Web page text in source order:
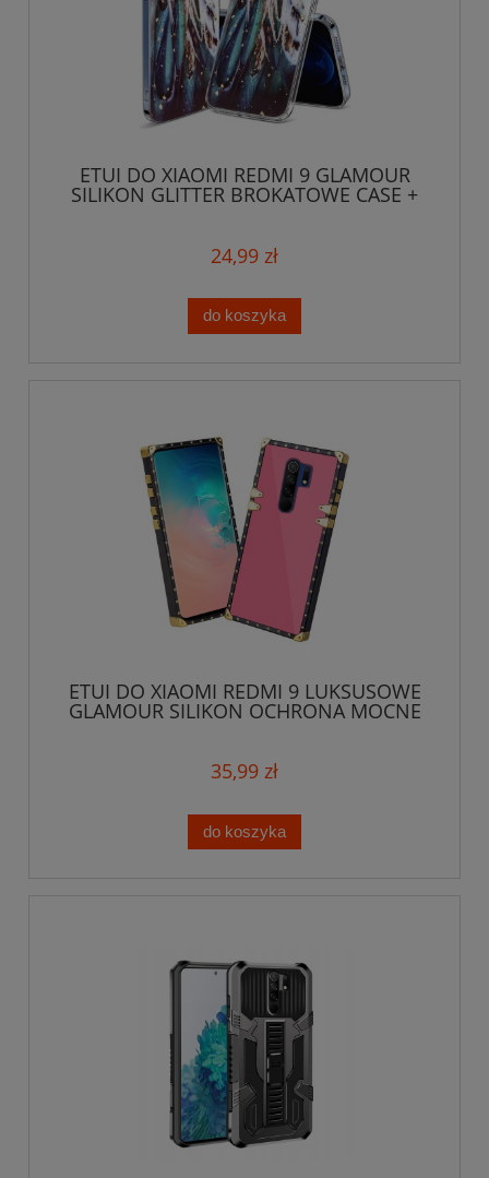
ETUI DO XIAOMI REDMI 9 GLAMOUR
SILIKON GLITTER BROKATOWE CASE +
24,99 zł
do koszyka
ETUI DO XIAOMI REDMI 9 LUKSUSOWE
GLAMOUR SILIKON OCHRONA MOCNE
35,99 zł
do koszyka